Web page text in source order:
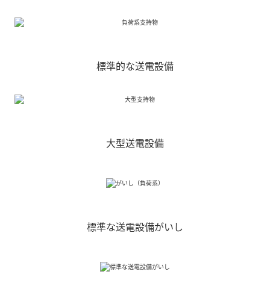
標準的な送電設備
大型送電設備
標準な送電設備がいし